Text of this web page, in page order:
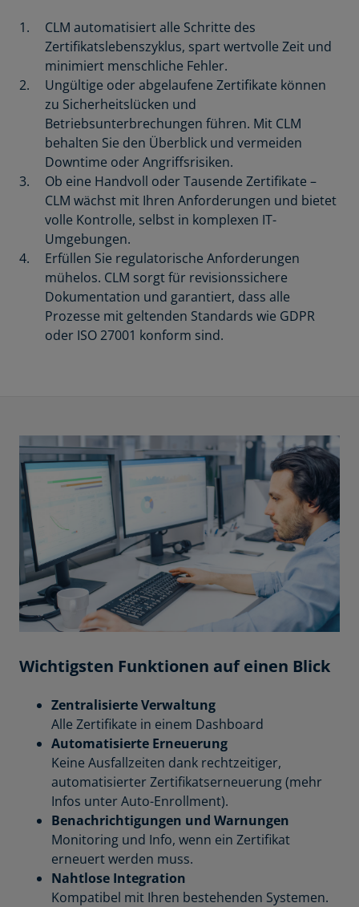
CLM automatisiert alle Schritte des
Zertifikatslebenszyklus, spart wertvolle Zeit und
minimiert menschliche Fehler.
Ungültige oder abgelaufene Zertifikate können
zu Sicherheitslücken und
Betriebsunterbrechungen führen. Mit CLM
behalten Sie den Überblick und vermeiden
Downtime oder Angriffsrisiken.
Ob eine Handvoll oder Tausende Zertifikate –
CLM wächst mit Ihren Anforderungen und bietet
volle Kontrolle, selbst in komplexen IT-
Umgebungen.
Erfüllen Sie regulatorische Anforderungen
mühelos. CLM sorgt für revisionssichere
Dokumentation und garantiert, dass alle
Prozesse mit geltenden Standards wie GDPR
oder ISO 27001 konform sind.
Wichtigsten Funktionen auf einen Blick
Zentralisierte Verwaltung
Alle Zertifikate in einem Dashboard
Automatisierte Erneuerung
Keine Ausfallzeiten dank rechtzeitiger,
automatisierter Zertifikatserneuerung (mehr
Infos unter Auto-Enrollment).
Benachrichtigungen und Warnungen
Monitoring und Info, wenn ein Zertifikat
erneuert werden muss.
Nahtlose Integration
Kompatibel mit Ihren bestehenden Systemen.